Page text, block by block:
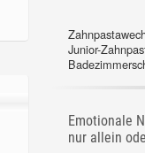
Junior-
Emotionale
nur allein